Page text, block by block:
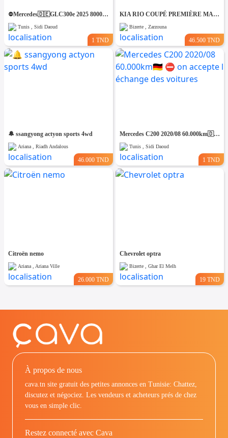
⛔️Mercedes🇩🇪GLC300e 2025 8000km 4matic⛔️ 🔁 on accepte l échange des voitures
Tunis , Sidi Daoud
1 TND
KIA RIO COUPÉ PREMIÈRE MAIN TRÈS PROPRE
Bizerte , Zarzouna
46.500 TND
🔔 ssangyong actyon sports 4wd
Ariana , Riadh Andalous
46.000 TND
Mercedes C200 2020/08 60.000km🇩🇪 ⛔️ on accepte l échange des voitures
Tunis , Sidi Daoud
1 TND
Citroën nemo
Ariana , Ariana Ville
26.000 TND
Chevrolet optra
Bizerte , Ghar El Melh
19 TND
À propos de nous
cava.tn site gratuit des petites annonces en Tunisie: Chattez,
discutez et négociez. Les vendeurs et acheteurs prés de chez
vous en simple clic.
Restez connecté avec Cava